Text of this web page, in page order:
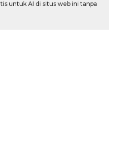
untuk AI di situs web ini tanpa